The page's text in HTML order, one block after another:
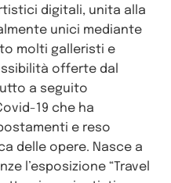
digitali, unita alla
unici mediante
molti galleristi e
offerte dal
a seguito
19 che ha
e reso
delle opere. Nasce a
l’esposizione “Travel